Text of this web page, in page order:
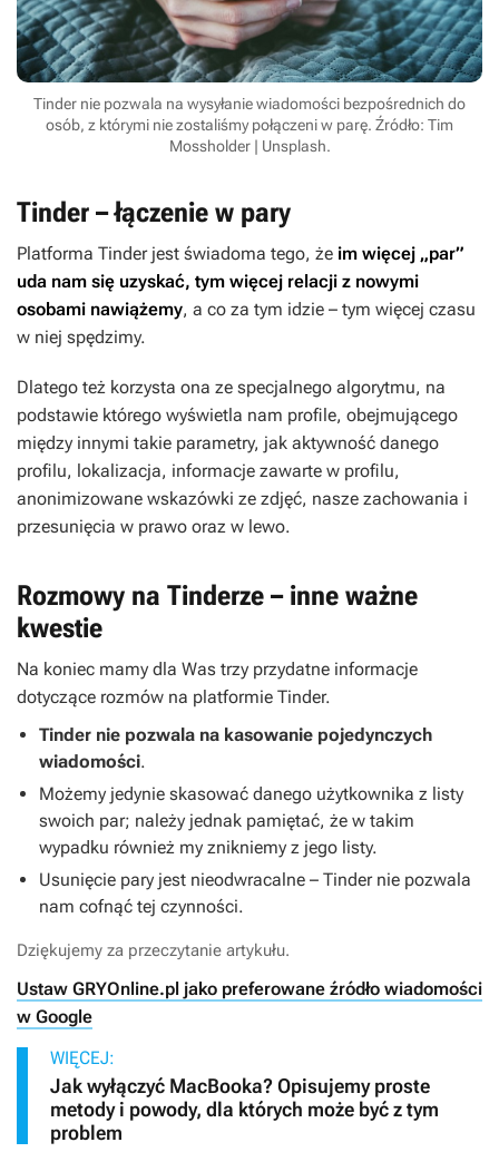
Tinder nie pozwala na wysyłanie wiadomości bezpośrednich do
osób, z którymi nie zostaliśmy połączeni w parę. Źródło: Tim
Mossholder | Unsplash.
Tinder – łączenie w pary
Platforma Tinder jest świadoma tego, że im więcej „par”
uda nam się uzyskać, tym więcej relacji z nowymi
osobami nawiążemy, a co za tym idzie – tym więcej czasu
w niej spędzimy.
Dlatego też korzysta ona ze specjalnego algorytmu, na
podstawie którego wyświetla nam profile, obejmującego
między innymi takie parametry, jak aktywność danego
profilu, lokalizacja, informacje zawarte w profilu,
anonimizowane wskazówki ze zdjęć, nasze zachowania i
przesunięcia w prawo oraz w lewo.
Rozmowy na Tinderze – inne ważne
kwestie
Na koniec mamy dla Was trzy przydatne informacje
dotyczące rozmów na platformie Tinder.
Tinder nie pozwala na kasowanie pojedynczych
wiadomości.
Możemy jedynie skasować danego użytkownika z listy
swoich par; należy jednak pamiętać, że w takim
wypadku również my znikniemy z jego listy.
Usunięcie pary jest nieodwracalne – Tinder nie pozwala
nam cofnąć tej czynności.
Dziękujemy za przeczytanie artykułu.
Ustaw GRYOnline.pl jako preferowane źródło wiadomości
w Google
WIĘCEJ:
Jak wyłączyć MacBooka? Opisujemy proste
metody i powody, dla których może być z tym
problem